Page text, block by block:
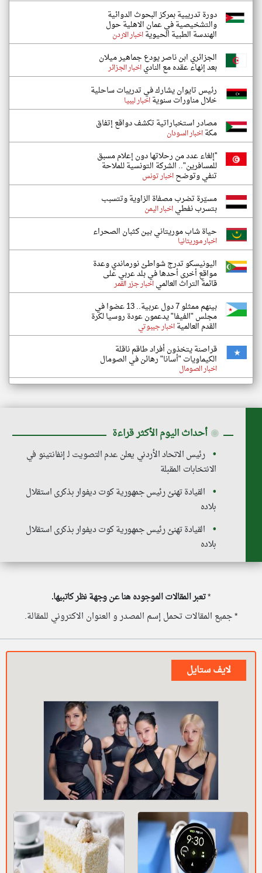
دورة تدريبية بمركز البحوث الدوائية
والتشخيصية في عمان الاهلية حول
الهندسة الطبية الحيويةاخبار الاردن
الجزائري ابن ناصر يودع جماهير ميلان
بعد إنهاء عقده مع النادياخبار الجزائر
رئيس تايوان يشارك في تدريبات ساحلية
خلال مناورات سنويةاخبار ليبيا
مصادر استخباراتية تكشف دواقع إتفاق
مكةاخبار السودان
''إلغاء عدد من رحلاتها دون إعلام مسبق
للمسافرين".. الشركة التونسية للملاحة
تنفي وتوضحاخبار تونس
مسيّرة تضرب مصفاة الزاوية وتتسبب
بتسرب نفطياخبار اليمن
حياة شاب موريتاني بين كثبان الصحراء
اخبار موريتانيا
اليونيسكو تدرج شواطئ نورماندي وعدة
مواقع أخرى أحدها في بلد عربي على
قائمة التراث العالمياخبار جزر القمر
بينهم ممثلو 7 دول عربية.. 13 عضوا في
مجلس "الفيفا" يدعمون عودة روسيا لكرة
القدم العالميةاخبار جيبوتي
قراصنة يتخذون أفراد طاقم ناقلة
الكيماويات "أسانا" رهائن في الصومال
اخبار الصومال
◉ أحداث اليوم الأكثر قراءة
رئيس الاتحاد الأردني يعلن عدم التصويت لـ إنفانتينو في
الانتخابات المقبلة
القيادة تهنئ رئيس جمهورية كوت ديفوار بذكرى استقلال
بلاده
القيادة تهنئ رئيس جمهورية كوت ديفوار بذكرى استقلال
بلاده
*تعبر المقالات الموجوده هنا عن وجهة نظر كاتبيها.
* جميع المقالات تحمل إسم المصدر و العنوان الاكتروني للمقالة.
لايف ستايل